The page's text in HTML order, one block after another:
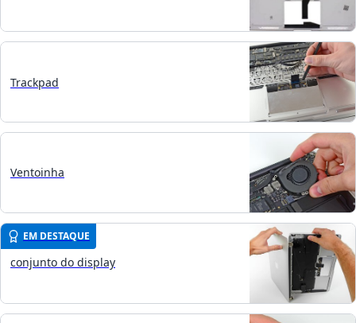
Trackpad
Ventoinha
EM DESTAQUE
conjunto do display